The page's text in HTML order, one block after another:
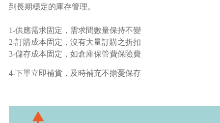
到長期穩定的庫存管理。
1-供應需求固定，需求間數量保持不變
2-訂購成本固定，沒有大量訂購之折扣
3-儲存成本固定，如倉庫保管費保險費
4-下單立即補貨，及時補充不擔憂保存